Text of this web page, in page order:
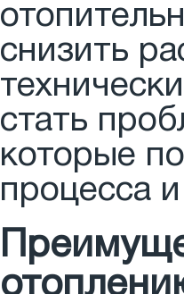
снизить
стать
которые
процесса